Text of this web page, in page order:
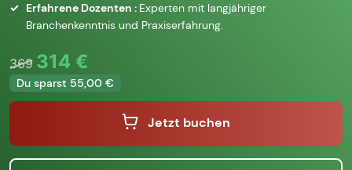
Erfahrene Dozenten : Experten mit langjähriger
Branchenkenntnis und Praxiserfahrung.
369 314 €
Du sparst 55,00 €
Jetzt buchen